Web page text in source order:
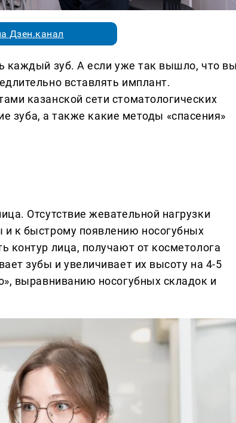
Дзен.канал
каждый зуб. А если уже так вышло, что
вставлять имплант.
казанской сети стоматологических
зуба, а также какие методы «спасения»
Отсутствие жевательной нагрузки
к быстрому появлению носогубных
контур лица, получают от косметолога
зубы и увеличивает их высоту на 4-5
выравниванию носогубных складок и